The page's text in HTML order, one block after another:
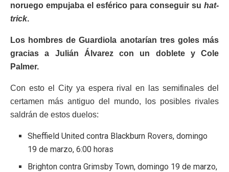
noruego empujaba el esférico para conseguir su hat-
trick.
Los hombres de Guardiola anotarían tres goles más
gracias a Julián Álvarez con un doblete y Cole
Palmer.
Con esto el City ya espera rival en las semifinales del
certamen más antiguo del mundo, los posibles rivales
saldrán de estos duelos:
Sheffield United contra Blackburn Rovers, domingo
19 de marzo, 6:00 horas
Brighton contra Grimsby Town, domingo 19 de marzo,